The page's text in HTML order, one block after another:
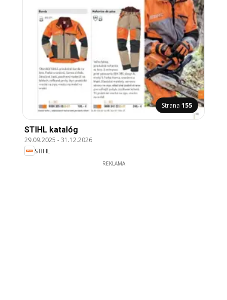
Strana 155
STIHL katalóg
29.09.2025 -31.12.2026
STIHL
REKLAMA